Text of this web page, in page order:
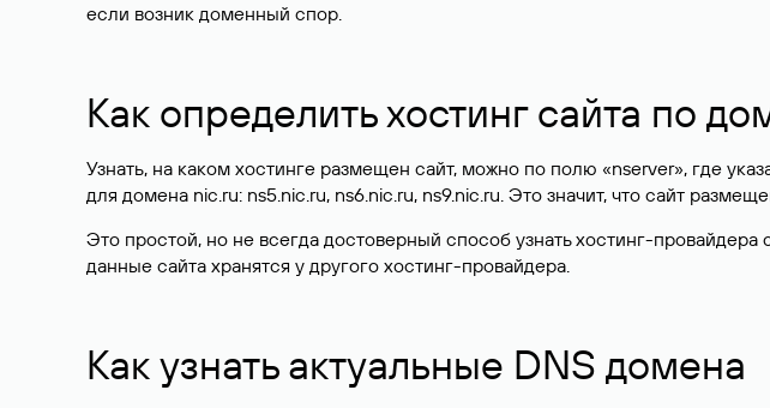
если возник доменный спор.
Как определить хостинг сайта по
Узнать, на каком хостинге размещен сайт, можно по полю «nserver», где
для домена nic.ru: ns5.nic.ru, ns6.nic.ru, ns9.nic.ru. Это значит, что сайт
Это простой, но не всегда достоверный способ узнать хостинг-
данные сайта хранятся у другого хостинг-провайдера.
Как узнать актуальные DNS домена